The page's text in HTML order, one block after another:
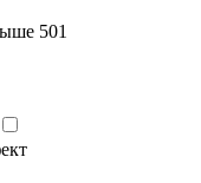
501